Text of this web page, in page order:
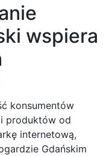
wspiera
konsumentów
produktów od
internetową,
Gdańskim